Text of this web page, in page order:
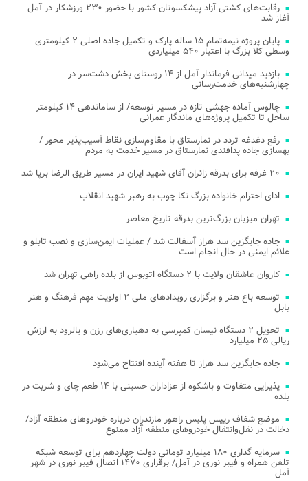
رقابت‌های کشتی آزاد پیشکسوتان کشور با حضور ۲۳۰ ورزشکار در آمل
آغاز شد
پایان پروژه نیمه‌تمام ۱۵ ساله پارک و تکمیل جاده اصلی ۲ کیلومتری
وسطی کلا بزرگ با اعتبار ۵۴۰ میلیاردی
بازدید میدانی فرماندار آمل از ۱۴ روستای بخش دشت‌سر در
چهارشنبه‌های خدمت‌رسانی
چالوس آماده جهشی تازه در مسیر توسعه/ از ساماندهی ۱۴ کیلومتر
ساحل تا تکمیل پروژه‌های ماندگار عمرانی
رفع دغدغه تردد در نمارستاق با مقاوم‌سازی نقاط آسیب‌پذیر محور /
بهسازی جاده پدافندی نمارستاق در مسیر خدمت به مردم
۲۰ غرفه برای بدرقه زائران آقای شهید ایران در مسیر طریق الرضا برپا شد
ادای احترام خانواده بزرگ نکا چوب به رهبر شهید انقلاب
تهران میزبان بزرگ‌ترین بدرقه تاریخ معاصر
جاده جایگزین سد هراز آسفالت شد / عملیات ایمن‌سازی و نصب تابلو و
علائم ایمنی در حال انجام است
کاروان عاشقان ولایت با ۲ دستگاه اتوبوس از بلده راهی تهران شد
توسعه باغ هنر و برگزاری رویدادهای ملی ۲ اولویت مهم فرهنگ و هنر
بابل
تحویل ۲ دستگاه نیسان کمپرسی به دهیاری‌های رزن و یالرود به ارزش
ریالی ۲۵ میلیارد
جاده جایگزین سد هراز تا هفته آینده افتتاح می‌شود
پذیرایی متفاوت و باشکوه از عزاداران حسینی با ۱۴ طعم چای و شربت در
بلده
موضع شفاف رییس پلیس راهور مازندران درباره خودروهای منطقه آزاد/
دخالت در نقل‌وانتقال خودروهای منطقه آزاد ممنوع
سرمایه گذاری ۱۸۰ میلیارد تومانی دولت چهاردهم برای توسعه شبکه
تلفن همراه و فیبر نوری در آمل/ برقراری ۱۴۷۰ اتصال فیبر نوری در شهر
آمل